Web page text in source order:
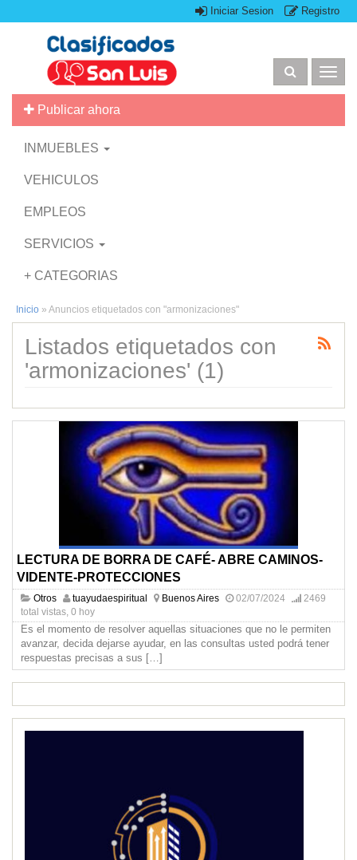
Iniciar Sesion Registro
Publicar ahora
INMUEBLES
VEHICULOS
EMPLEOS
SERVICIOS
+ CATEGORIAS
Inicio » Anuncios etiquetados con "armonizaciones"
Listados etiquetados con
'armonizaciones' (1)
LECTURA DE BORRA DE CAFÉ- ABRE CAMINOS-
VIDENTE-PROTECCIONES
Otros tuayudaespiritual Buenos Aires 02/07/2024
2469
total vistas, 0 hoy
Es el momento de resolver aquellas situaciones que no le permiten
avanzar, decida dejarse ayudar, en las consultas usted podrá tener
respuestas precisas a sus […]